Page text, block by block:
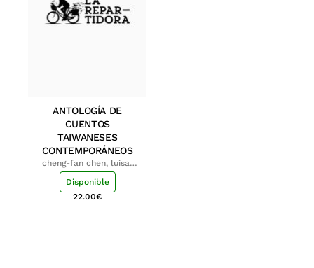
ANTOLOGÍA DE
CUENTOS
TAIWANESES
CONTEMPORÁNEOS
cheng-fan chen, luisa;
shu-ying chang, luisa
Disponible
22.00€